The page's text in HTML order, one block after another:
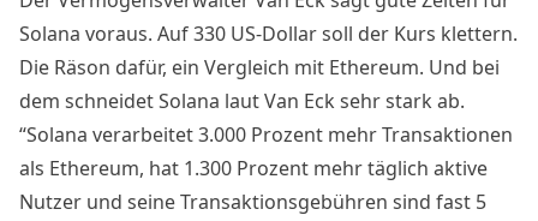
Solana voraus. Auf 330 US-Dollar soll der Kurs klettern.
Die Räson dafür, ein Vergleich mit Ethereum. Und bei
dem schneidet Solana laut Van Eck sehr stark ab.
“Solana verarbeitet 3.000 Prozent mehr Transaktionen
als Ethereum, hat 1.300 Prozent mehr täglich aktive
Nutzer und seine Transaktionsgebühren sind fast 5